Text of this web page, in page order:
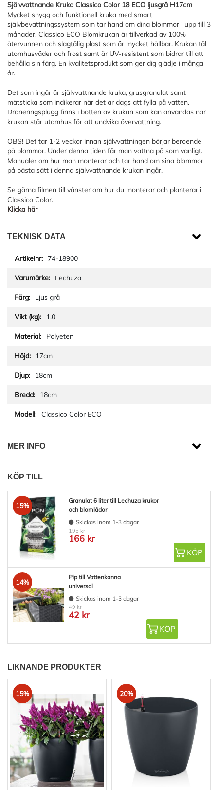
Självvattnande Kruka Classico Color 18 ECO ljusgrå H17cm
Mycket snygg och funktionell kruka med smart
självbevattningssystem som tar hand om dina blommor i upp till 3
månader. Classico ECO Blomkrukan är tillverkad av 100%
återvunnen och slagtålig plast som är mycket hållbar. Krukan tål
utomhusväder och frost samt är UV-resistent som bidrar till att
behålla sin färg. En kvalitetsprodukt som ger dig glädje i många
år.
Det som ingår är självvattnande kruka, grusgranulat samt
mätsticka som indikerar när det är dags att fylla på vatten.
Dräneringsplugg finns i botten av krukan som kan användas när
krukan står utomhus för att undvika övervattning.
OBS! Det tar 1-2 veckor innan självvattningen börjar beroende
på blommor. Under denna tiden får man vattna på som vanligt.
Manualer om hur man monterar och tar hand om sina blommor
på bästa sätt i denna självvattnande krukan ingår.
Se gärna filmen till vänster om hur du monterar och planterar i
Classico Color.
Klicka här
TEKNISK DATA
74-18900
Lechuza
Ljus grå
1.0
Polyeten
17cm
18cm
18cm
Classico Color ECO
MER INFO
KÖP TILL
15%
Granulat 6 liter till Lechuza krukor
och blomlådor
Skickas inom 1-3 dagar
195 kr
166 kr
KÖP
14%
Pip till Vattenkanna
universal
Skickas inom 1-3 dagar
49 kr
42 kr
KÖP
LIKNANDE PRODUKTER
15% 20%